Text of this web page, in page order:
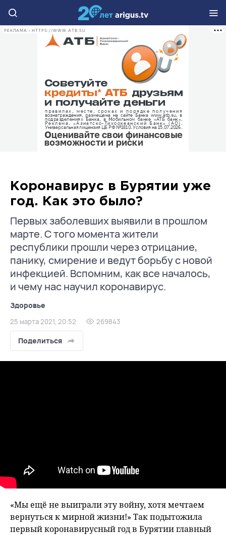
РЕКЛАМА • HTTPS://WWW.ATB.SU
Коронавирус в Бурятии уже
год. Как это было?
Первых заболевших выявили в прошлом
марте. С того момента жители
республики прошли через отрицание,
панику, смирение и ведут борьбу с новой
инфекцией. Вспомним, как все началось,
и чему нас научил коронавирус.
Здоровье
25 марта 2021, 20:52 269843
Поделиться
«Мы ещё не выиграли эту войну, хотя мечтаем
вернуться к мирной жизни!» Так подытожила
первый коронавирусный год в Бурятии главный